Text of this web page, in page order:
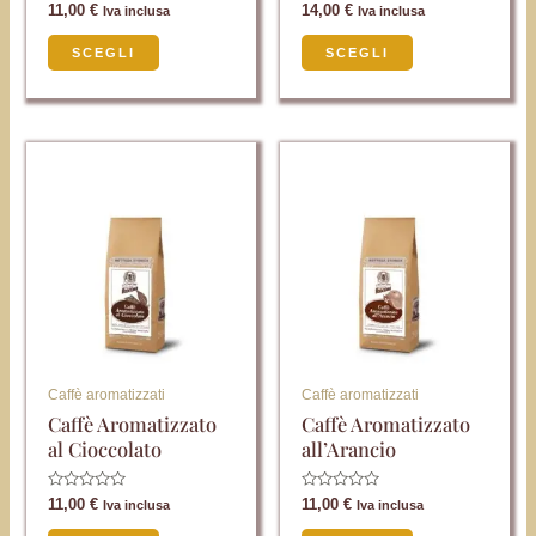
Valutato
su
11,00 € Iva inclusa
SCEGLI
pagina
Valutato
su
14,00 € Iva inclusa
SCEGLI
pagina
Caffè aromatizzati
Caffè Aromatizzato
al Cioccolato
Valutato
su
11,00 € Iva inclusa
ha
più
varianti.
Le
opzioni
essere
scelte
pagina
Caffè aromatizzati
Caffè Aromatizzato
all’Arancio
Valutato
su
11,00 € Iva inclusa
ha
più
varianti.
Le
opzioni
essere
pagina